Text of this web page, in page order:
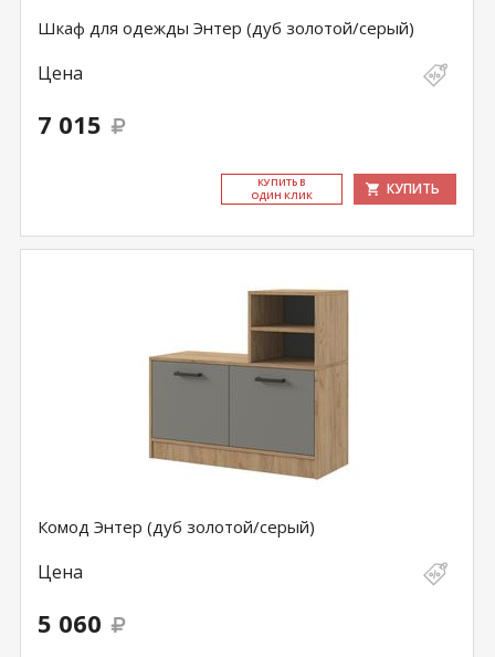
Шкаф для одежды Энтер (дуб золотой/серый)
Цена
7 015
КУ­ПИТЬ В
ОДИН КЛИК
КУПИТЬ
Комод Энтер (дуб золотой/серый)
Цена
5 060